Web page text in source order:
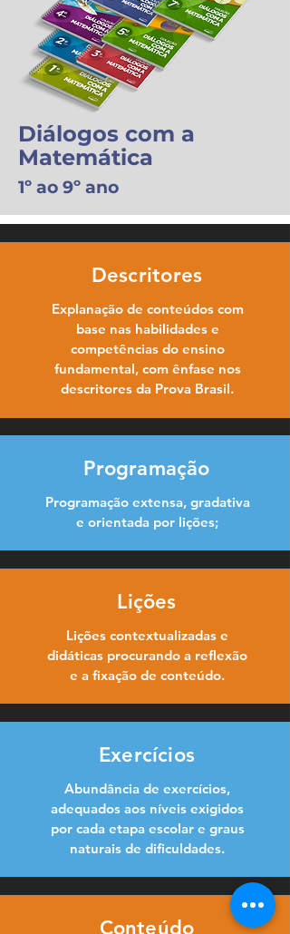
Diálogos com a
Matemática
1º ao 9º ano
Descritores
Explanação de conteúdos com
base nas habilidades e
competências do ensino
fundamental, com ênfase nos
descritores da Prova Brasil.
Programação
Programação extensa, gradativa
e orientada por lições;
Lições
Lições contextualizadas e
didáticas procurando a reflexão
e a fixação de conteúdo.
Exercícios
Abundância de exercícios,
adequados aos níveis exigidos
por cada etapa escolar e graus
naturais de dificuldades.
Conteúdo